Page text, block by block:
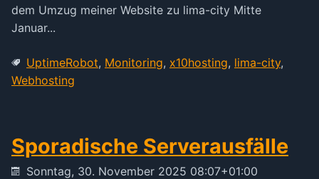
dem Umzug meiner Website zu lima-city Mitte
Januar...
UptimeRobot, Monitoring, x10hosting, lima-city,
Webhosting
Sporadische Serverausfälle
Sonntag, 30. November 2025 08:07+01:00